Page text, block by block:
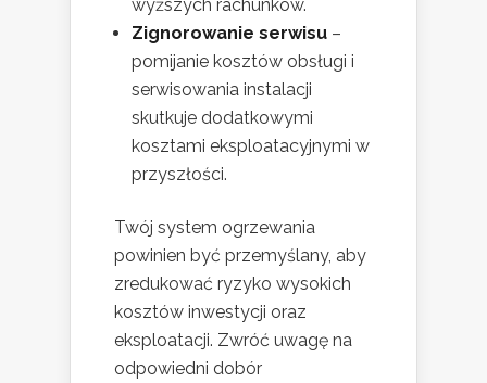
wyższych rachunków.
Zignorowanie serwisu –
pomijanie kosztów obsługi i
serwisowania instalacji
skutkuje dodatkowymi
kosztami eksploatacyjnymi w
przyszłości.
Twój system ogrzewania
powinien być przemyślany, aby
zredukować ryzyko wysokich
kosztów inwestycji oraz
eksploatacji. Zwróć uwagę na
odpowiedni dobór